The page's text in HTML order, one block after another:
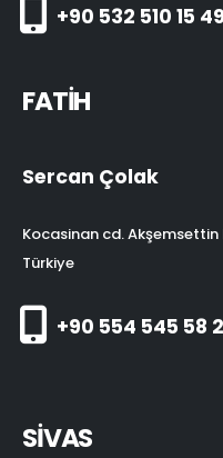
+90 532 510 15 49
FATİH
Sercan Çolak
Kocasinan cd.
Türkiye
+90 554 545 58
SİVAS